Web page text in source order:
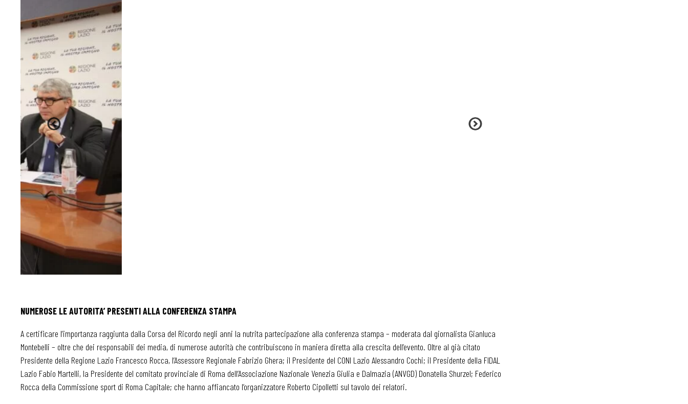
NUMEROSE LE AUTORITA’ PRESENTI ALLA CONFERENZA STAMPA
A certificare l’importanza raggiunta dalla Corsa del Ricordo negli anni la nutrita partecipazione alla conferenza stampa – moderata dal giornalista Gianluca
Montebelli – oltre che dei responsabili dei media, di numerose autorità che contribuiscono in maniera diretta alla crescita dell’evento. Oltre al già citato
Presidente della Regione Lazio Francesco Rocca, l’Assessore Regionale Fabrizio Ghera; il Presidente del CONI Lazio Alessandro Cochi; il Presidente della FIDAL
Lazio Fabio Martelli, la Presidente del comitato provinciale di Roma dell’Associazione Nazionale Venezia Giulia e Dalmazia (ANVGD) Donatella Shurzel; Federico
Rocca della Commissione sport di Roma Capitale; che hanno affiancato l’organizzatore Roberto Cipolletti sul tavolo dei relatori.